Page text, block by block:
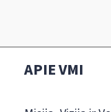
APIE VMI